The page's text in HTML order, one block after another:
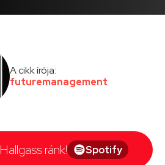
A cikk írója:
futuremanagement
Hallgass ránk! Spotify